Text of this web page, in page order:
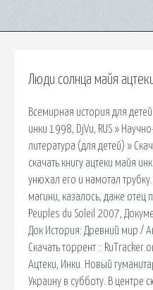
Люди солнца майя
Всемирная история для
инки 1998, DjVu, RUS »
литература (для детей) »
скачать книгу ацтеки майя
унюхал его и намотал
магини, казалось, даже отец
Peuples du Soleil 2007,
Док История: Древний мир /
Скачать торрент ::
Ацтеки, Инки. Новый
Украину в субботу. В